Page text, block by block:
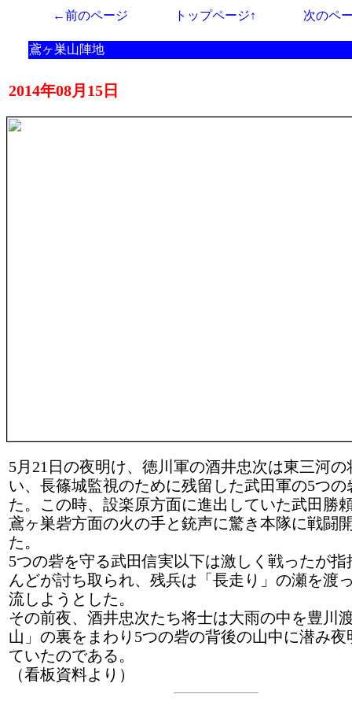
←前のページ トップページ↑ 次のペ
鳶ヶ巣山陣地
2014年08月15日
5月21日の夜明け、徳川軍の酒井忠次は東三河の
い、長篠城監視のために残留した武田軍の5つの
た。この時、設楽原方面に進出していた武田勝
鳶ヶ巣砦方面の火の手と銃声に驚き本隊に戦闘
た。
5つの砦を守る武田信実以下は激しく戦ったが指
んどが討ち取られ、残兵は「長走り」の瀬を渡
流しようとした。
その前夜、酒井忠次たち将士は大雨の中を豊川
山」の裏をまわり5つの砦の背後の山中に潜み夜
ていたのである。
（看板資料より）